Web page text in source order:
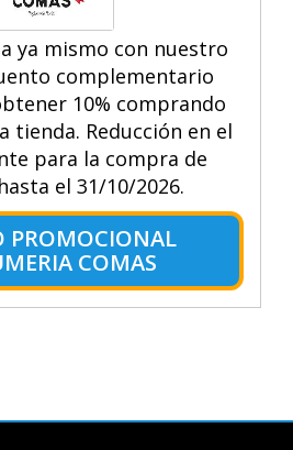
ya mismo con nuestro
complementario
10% comprando
tienda. Reducción en el
para la compra de
el 31/10/2026.
PROMOCIONAL
COMAS